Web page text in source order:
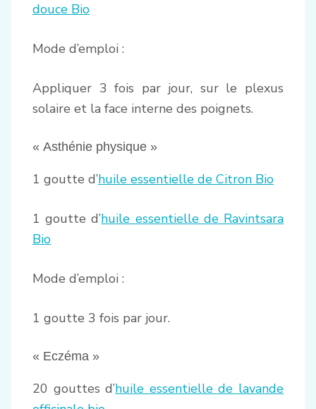
douce Bio
Mode d’emploi :
Appliquer 3 fois par jour, sur le plexus
solaire et la face interne des poignets.
« Asthénie physique »
1 goutte d’huile essentielle de Citron Bio
1 goutte d’huile essentielle de Ravintsara
Bio
Mode d’emploi :
1 goutte 3 fois par jour.
« Eczéma »
20 gouttes d’huile essentielle de lavande